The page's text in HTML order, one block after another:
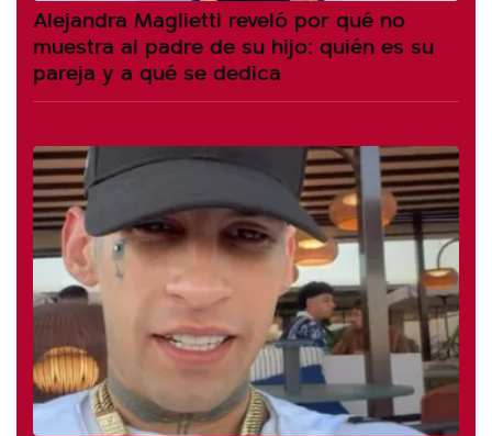
Alejandra Maglietti reveló por qué no
muestra al padre de su hijo: quién es su
pareja y a qué se dedica